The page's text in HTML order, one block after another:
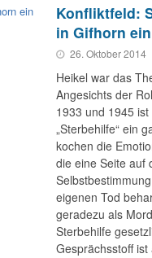
Konfliktfeld:
in Gifhorn
26. Oktober 2014
Heikel war das
Angesichts der
1933 und 1945
„Sterbehilfe“ ein
kochen die
die eine Seite auf
eigenen Tod
geradezu als
Sterbehilfe
Gesprächsstoff